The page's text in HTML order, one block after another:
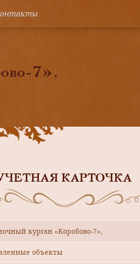
7»,
КАРТОЧКА
курган «Коробово-7»,
объекты